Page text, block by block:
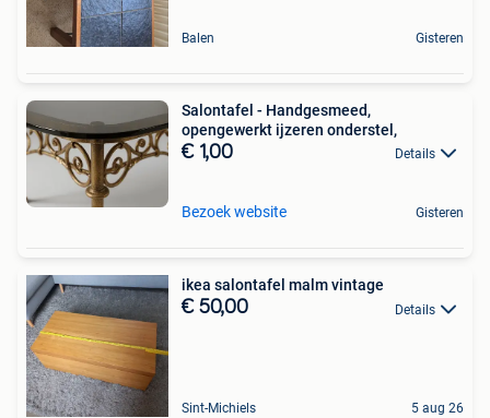
Balen Gisteren
Salontafel - Handgesmeed,
opengewerkt ijzeren onderstel,
€ 1,00 Details
Bezoek website Gisteren
ikea salontafel malm vintage
€ 50,00 Details
Sint-Michiels 5 aug 26